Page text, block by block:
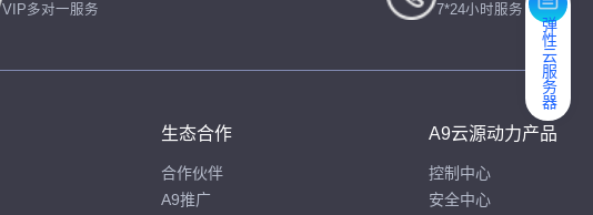
弹性云服务器
VIP多对一服务 7*24小时服务
生态合作
合作伙伴
A9推广
A9云源动力产品
控制中心
安全中心